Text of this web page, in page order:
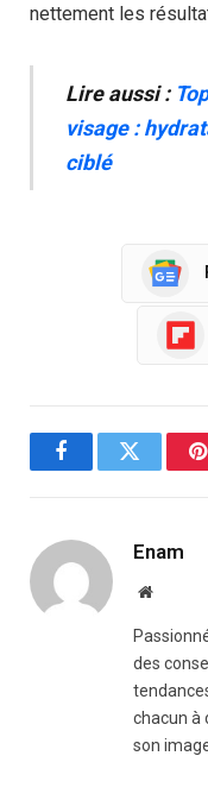
nettement les
Lire aussi :
visage :
ciblé
FacebookTwitter
Enam
Website
des
chacun à
son